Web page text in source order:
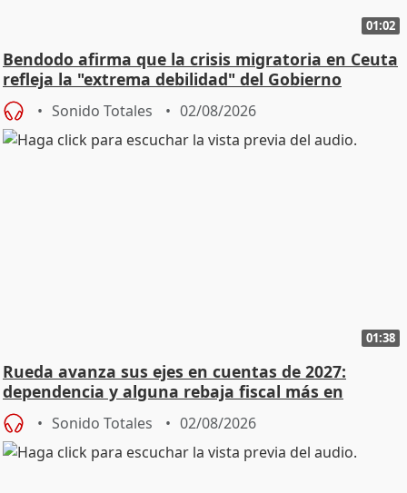
01:02
Bendodo afirma que la crisis migratoria en Ceuta
refleja la "extrema debilidad" del Gobierno
Sonido Totales 02/08/2026
01:38
Rueda avanza sus ejes en cuentas de 2027:
dependencia y alguna rebaja fiscal más en
vivienda
Sonido Totales 02/08/2026